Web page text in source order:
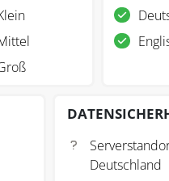
Deutschland